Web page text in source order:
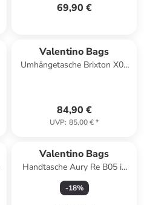
69,90 €
Valentino Bags
Umhängetasche Brixton X07
84,90 €
UVP: 85,00 €*
Valentino Bags
Handtasche Aury Re B05 in
Nero
-18%